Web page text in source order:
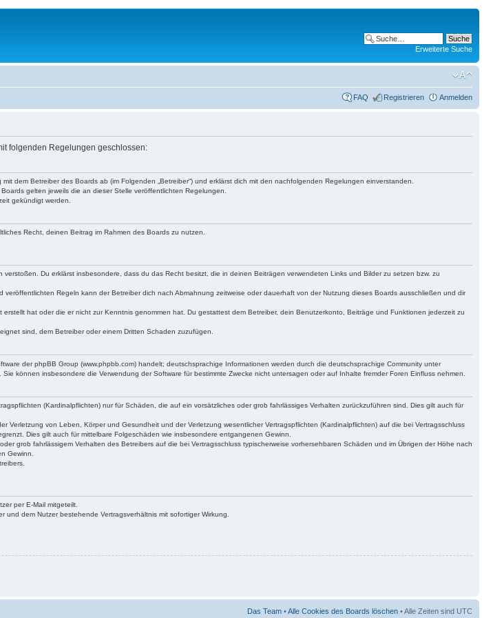
Erweiterte Suche
FAQ Registrieren Anmelden
folgenden Regelungen geschlossen:
dem Betreiber des Boards ab (im Folgenden „Betreiber“) und erklärst dich mit den nachfolgenden Regelungen einverstanden.
gelten jeweils die an dieser Stelle veröffentlichten Regelungen.
gekündigt werden.
Recht, deinen Beitrag im Rahmen des Boards zu nutzen.
Du erklärst insbesondere, dass du das Recht besitzt, die in deinen Beiträgen verwendeten Links und Bilder zu setzen bzw. zu
Regeln kann der Betreiber dich nach Abmahnung zeitweise oder dauerhaft von der Nutzung dieses Boards ausschließen und dir
hat oder die er nicht zur Kenntnis genommen hat. Du gestattest dem Betreiber, dein Benutzerkonto, Beiträge und Funktionen jederzeit zu
sind, dem Betreiber oder einem Dritten Schaden zuzufügen.
der phpBB Group (www.phpbb.com) handelt; deutschsprachige Informationen werden durch die deutschsprachige Community unter
können insbesondere die Verwendung der Software für bestimmte Zwecke nicht untersagen oder auf Inhalte fremder Foren Einfluss nehmen.
(Kardinalpflichten) nur für Schäden, die auf ein vorsätzliches oder grob fahrlässiges Verhalten zurückzuführen sind. Dies gilt auch für
von Leben, Körper und Gesundheit und der Verletzung wesentlicher Vertragspflichten (Kardinalpflichten) auf die bei Vertragsschluss
Dies gilt auch für mittelbare Folgeschäden wie insbesondere entgangenen Gewinn.
grob fahrlässigem Verhalten des Betreibers auf die bei Vertragsschluss typischerweise vorhersehbaren Schäden und im Übrigen der Höhe nach
Gewinn.
per E-Mail mitgeteilt.
dem Nutzer bestehende Vertragsverhältnis mit sofortiger Wirkung.
Das Team •Alle Cookies des Boards löschen • Alle Zeiten sind UTC